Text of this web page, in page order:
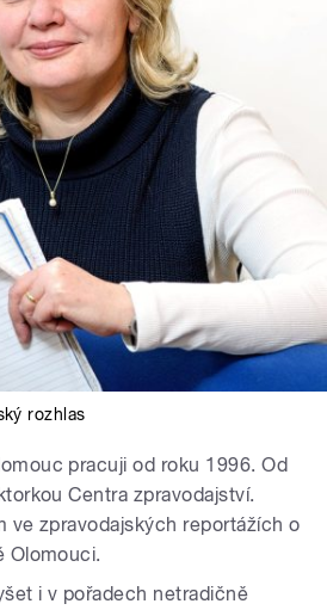
rozhlas
pracuji od roku 1996. Od
Centra zpravodajství.
ve zpravodajských reportážích o
Olomouci.
i v pořadech netradičně